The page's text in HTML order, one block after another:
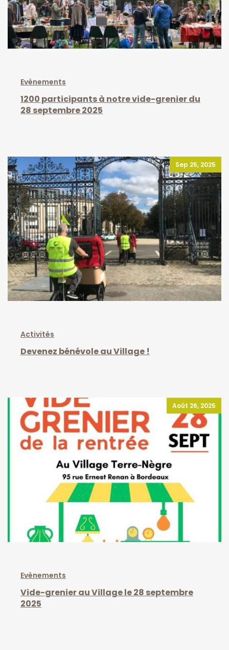
Evènements
1200 participants à notre vide-grenier du
28 septembre 2025
Sep 25, 2025
Activités
Devenez bénévole au Village !
Août 26, 2025
Evènements
Vide-grenier au Village le 28 septembre
2025